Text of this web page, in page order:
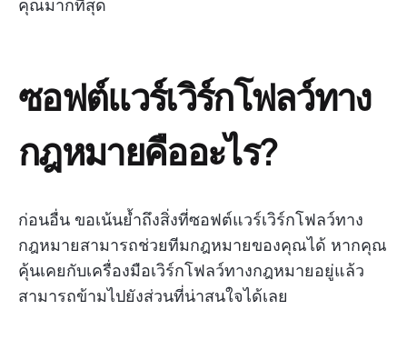
คุณมากที่สุด
ซอฟต์แวร์เวิร์กโฟลว์ทาง
กฎหมายคืออะไร?
ก่อนอื่น ขอเน้นย้ำถึงสิ่งที่ซอฟต์แวร์เวิร์กโฟลว์ทาง
กฎหมายสามารถช่วยทีมกฎหมายของคุณได้ หากคุณ
คุ้นเคยกับเครื่องมือเวิร์กโฟลว์ทางกฎหมายอยู่แล้ว
สามารถข้ามไปยังส่วนที่น่าสนใจได้เลย